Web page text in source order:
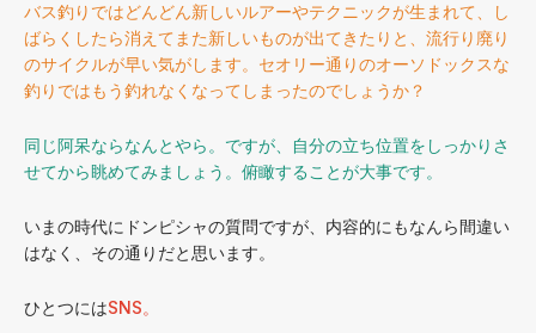
バス釣りではどんどん新しいルアーやテクニックが生まれて、し
ばらくしたら消えてまた新しいものが出てきたりと、流行り廃り
のサイクルが早い気がします。セオリー通りのオーソドックスな
釣りではもう釣れなくなってしまったのでしょうか？
同じ阿呆ならなんとやら。ですが、自分の立ち位置をしっかりさ
せてから眺めてみましょう。俯瞰することが大事です。
いまの時代にドンピシャの質問ですが、内容的にもなんら間違い
はなく、その通りだと思います。
ひとつにはSNS。